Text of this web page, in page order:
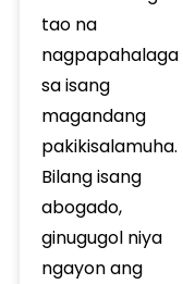
tao na
nagpapahalaga
sa isang
magandang
pakikisalamuha.
Bilang isang
abogado,
ginugugol niya
ngayon ang